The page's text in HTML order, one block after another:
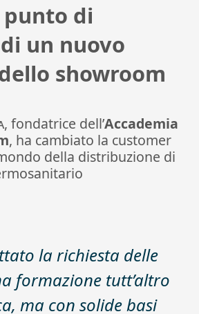
di
un nuovo
showroom
, fondatrice dell’Accademia
, ha cambiato la customer
della distribuzione di
la richiesta delle
formazione tutt’altro
ma con solide basi